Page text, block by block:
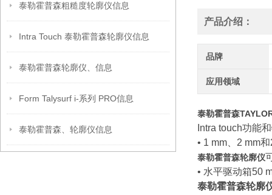
泰勒霍普森粗糙度轮廓仪信息
Intra Touch 泰勒霍普森轮廓仪信息
泰勒霍普森轮廓仪、信息
Form Talysurf i-系列 PRO信息
泰勒霍普森、轮廓仪信息
产品介绍：
品牌
应用领域
泰勒霍普森
Intra touch功能
• 1 mm、2 mm
泰勒霍普森轮廓仪
• 水平驱动箱50
泰勒霍普森轮廓